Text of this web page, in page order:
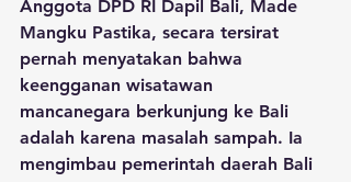
Anggota DPD RI Dapil Bali, Made
Mangku Pastika, secara tersirat
pernah menyatakan bahwa
keengganan wisatawan
mancanegara berkunjung ke Bali
adalah karena masalah sampah. Ia
mengimbau pemerintah daerah Bali